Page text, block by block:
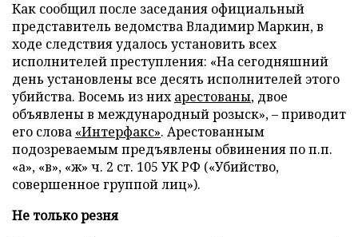
Как сообщил после заседания официальный
представитель ведомства Владимир Маркин, в
ходе следствия удалось установить всех
исполнителей преступления: «На сегодняшний
день установлены все десять исполнителей этого
убийства. Восемь из нихарестованы, двое
объявлены в международный розыск», – приводит
его слова «Интерфакс». Арестованным
подозреваемым предъявлены обвинения по п.п.
«а», «в», «ж» ч. 2 ст. 105 УК РФ («Убийство,
совершенное группой лиц»).
Не только резня